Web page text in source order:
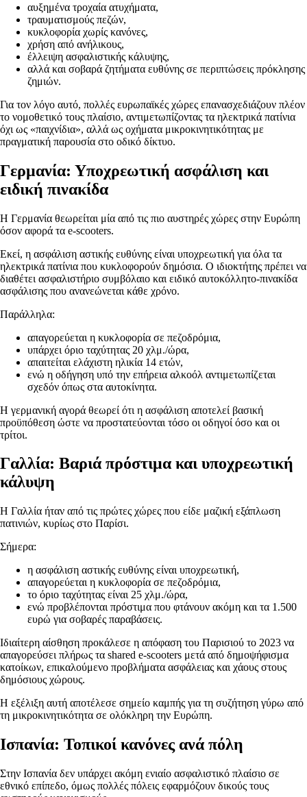
αυξημένα τροχαία ατυχήματα,
τραυματισμούς πεζών,
κυκλοφορία χωρίς κανόνες,
χρήση από ανήλικους,
έλλειψη ασφαλιστικής κάλυψης,
αλλά και σοβαρά ζητήματα ευθύνης σε περιπτώσεις πρόκλησης
ζημιών.
Για τον λόγο αυτό, πολλές ευρωπαϊκές χώρες επανασχεδιάζουν πλέον
το νομοθετικό τους πλαίσιο, αντιμετωπίζοντας τα ηλεκτρικά πατίνια
όχι ως «παιχνίδια», αλλά ως οχήματα μικροκινητικότητας με
πραγματική παρουσία στο οδικό δίκτυο.
Γερμανία: Υποχρεωτική ασφάλιση και
ειδική πινακίδα
Η Γερμανία θεωρείται μία από τις πιο αυστηρές χώρες στην Ευρώπη
όσον αφορά τα e-scooters.
Εκεί, η ασφάλιση αστικής ευθύνης είναι υποχρεωτική για όλα τα
ηλεκτρικά πατίνια που κυκλοφορούν δημόσια. Ο ιδιοκτήτης πρέπει να
διαθέτει ασφαλιστήριο συμβόλαιο και ειδικό αυτοκόλλητο-πινακίδα
ασφάλισης που ανανεώνεται κάθε χρόνο.
Παράλληλα:
απαγορεύεται η κυκλοφορία σε πεζοδρόμια,
υπάρχει όριο ταχύτητας 20 χλμ./ώρα,
απαιτείται ελάχιστη ηλικία 14 ετών,
ενώ η οδήγηση υπό την επήρεια αλκοόλ αντιμετωπίζεται
σχεδόν όπως στα αυτοκίνητα.
Η γερμανική αγορά θεωρεί ότι η ασφάλιση αποτελεί βασική
προϋπόθεση ώστε να προστατεύονται τόσο οι οδηγοί όσο και οι
τρίτοι.
Γαλλία: Βαριά πρόστιμα και υποχρεωτική
κάλυψη
Η Γαλλία ήταν από τις πρώτες χώρες που είδε μαζική εξάπλωση
πατινιών, κυρίως στο Παρίσι.
Σήμερα:
η ασφάλιση αστικής ευθύνης είναι υποχρεωτική,
απαγορεύεται η κυκλοφορία σε πεζοδρόμια,
το όριο ταχύτητας είναι 25 χλμ./ώρα,
ενώ προβλέπονται πρόστιμα που φτάνουν ακόμη και τα 1.500
ευρώ για σοβαρές παραβάσεις.
Ιδιαίτερη αίσθηση προκάλεσε η απόφαση του Παρισιού το 2023 να
απαγορεύσει πλήρως τα shared e-scooters μετά από δημοψήφισμα
κατοίκων, επικαλούμενο προβλήματα ασφάλειας και χάους στους
δημόσιους χώρους.
Η εξέλιξη αυτή αποτέλεσε σημείο καμπής για τη συζήτηση γύρω από
τη μικροκινητικότητα σε ολόκληρη την Ευρώπη.
Ισπανία: Τοπικοί κανόνες ανά πόλη
Στην Ισπανία δεν υπάρχει ακόμη ενιαίο ασφαλιστικό πλαίσιο σε
εθνικό επίπεδο, όμως πολλές πόλεις εφαρμόζουν δικούς τους